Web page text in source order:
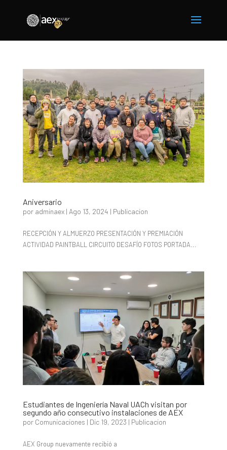
Aniversario
por adminaex| Ago 13, 2024 | Publicacion
RECEPCIÓN Y ALMUERZO PRESENTACIÓN Y PREMIACIÓN
ACTIVIDAD PAINTBALL CIRCUITO DESAFÍO FOTOS PORTADA...
Estudiantes de Ingeniería Naval UACh visitan por
segundo año consecutivo instalaciones de AEX
por Comunicaciones | Dic 19, 2023 | Publicacion
AEX Group nuevamente recibió a